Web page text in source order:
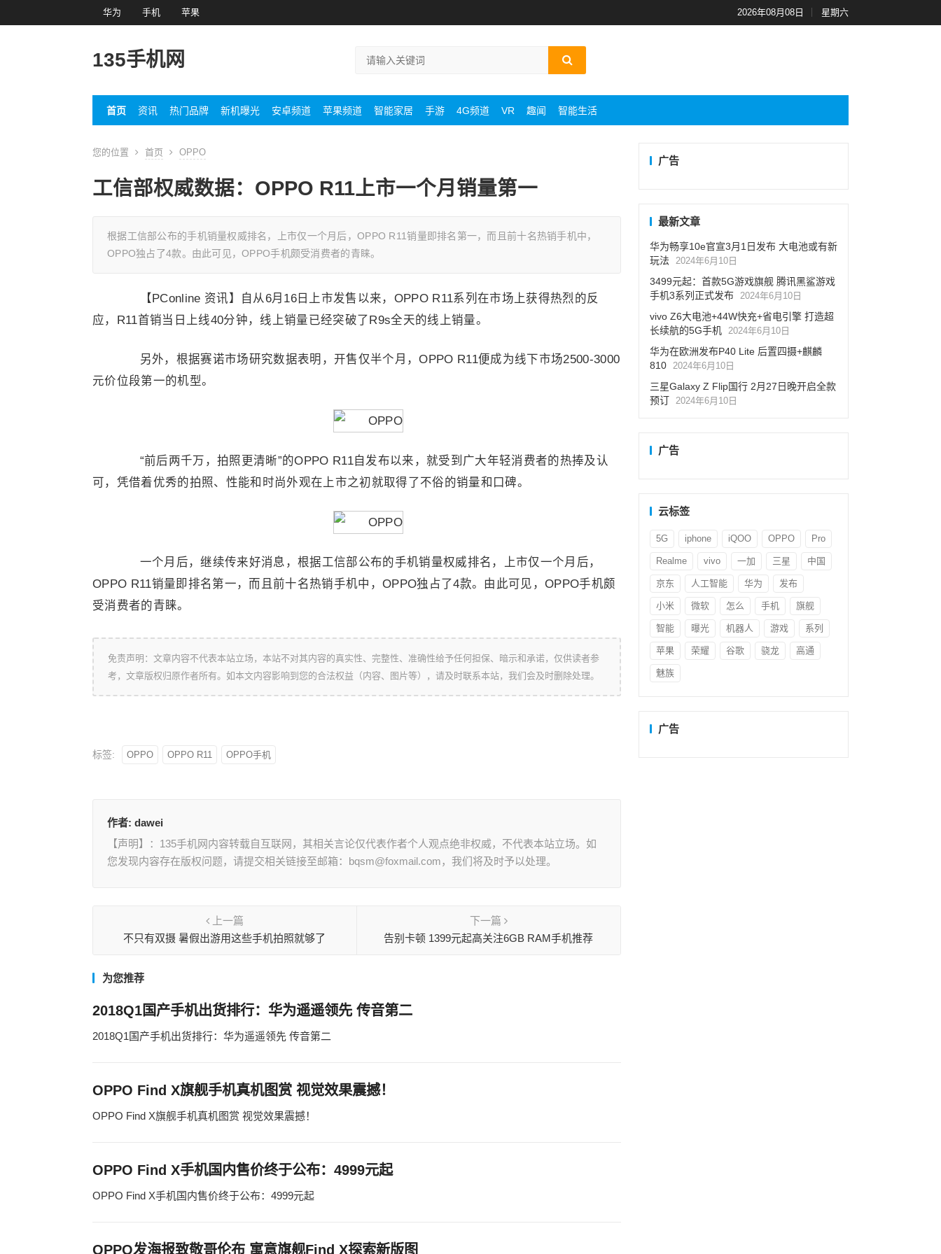
华为 手机 苹果 2026年08月08日 星期六
135手机网
首页 资讯 热门品牌 新机曝光 安卓频道 苹果频道 智能家居 手游 4G频道 VR 趣闻 智能生活
您的位置 首页 OPPO
工信部权威数据：OPPO R11上市一个月销量第一
根据工信部公布的手机销量权威排名，上市仅一个月后，OPPO R11销量即排名第一，而且前十名热销手机中，
OPPO独占了4款。由此可见，OPPO手机颇受消费者的青睐。
【PConline 资讯】自从6月16日上市发售以来，OPPO R11系列在市场上获得热烈的反
应，R11首销当日上线40分钟，线上销量已经突破了R9s全天的线上销量。
另外，根据赛诺市场研究数据表明，开售仅半个月，OPPO R11便成为线下市场2500-3000
元价位段第一的机型。
“前后两千万，拍照更清晰”的OPPO R11自发布以来，就受到广大年轻消费者的热捧及认
可，凭借着优秀的拍照、性能和时尚外观在上市之初就取得了不俗的销量和口碑。
一个月后，继续传来好消息，根据工信部公布的手机销量权威排名，上市仅一个月后，
OPPO R11销量即排名第一，而且前十名热销手机中，OPPO独占了4款。由此可见，OPPO手机颇
受消费者的青睐。
免责声明：文章内容不代表本站立场，本站不对其内容的真实性、完整性、准确性给予任何担保、暗示和承诺，仅供读者参
考，文章版权归原作者所有。如本文内容影响到您的合法权益（内容、图片等），请及时联系本站，我们会及时删除处理。
标签: OPPO OPPO R11 OPPO手机
作者: dawei
【声明】：135手机网内容转载自互联网，其相关言论仅代表作者个人观点绝非权威，不代表本站立场。如
您发现内容存在版权问题，请提交相关链接至邮箱：bqsm@foxmail.com，我们将及时予以处理。
上一篇
不只有双摄 暑假出游用这些手机拍照就够了
下一篇
告别卡顿 1399元起高关注6GB RAM手机推荐
为您推荐
2018Q1国产手机出货排行：华为遥遥领先 传音第二
2018Q1国产手机出货排行：华为遥遥领先 传音第二
OPPO Find X旗舰手机真机图赏 视觉效果震撼！
OPPO Find X旗舰手机真机图赏 视觉效果震撼！
OPPO Find X手机国内售价终于公布：4999元起
OPPO Find X手机国内售价终于公布：4999元起
OPPO发海报致敬哥伦布 寓意旗舰Find X探索新版图
广告
最新文章
华为畅享10e官宣3月1日发布 大电池或有新
玩法 2024年6月10日
3499元起：首款5G游戏旗舰 腾讯黑鲨游戏
手机3系列正式发布 2024年6月10日
vivo Z6大电池+44W快充+省电引擎 打造超
长续航的5G手机 2024年6月10日
华为在欧洲发布P40 Lite 后置四摄+麒麟
810 2024年6月10日
三星Galaxy Z Flip国行 2月27日晚开启全款
预订 2024年6月10日
广告
云标签
5G iphone iQOO OPPO Pro
Realme vivo 一加 三星 中国
京东 人工智能 华为 发布
小米 微软 怎么 手机 旗舰
智能 曝光 机器人 游戏 系列
苹果 荣耀 谷歌 骁龙 高通
魅族
广告